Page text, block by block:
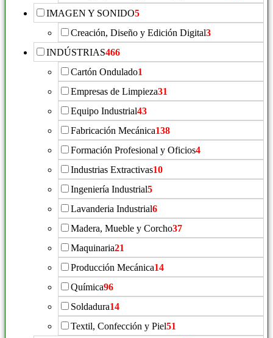
IMAGEN Y SONIDO5
Creación, Diseño y Edición Digital3
INDÚSTRIAS466
Cartón Ondulado1
Empresas de Limpieza31
Equipo Industrial43
Fabricación Mecánica138
Formación Profesional y Oficios4
Industrias Extractivas10
Ingeniería Industrial5
Lavanderia Industrial6
Madera, Mueble y Corcho37
Maquinaria21
Producción Mecánica14
Química96
Soldadura14
Textil, Confección y Piel51